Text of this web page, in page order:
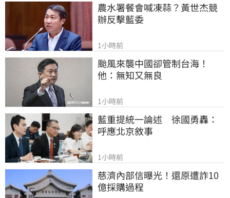
農水署餐會喊凍蒜？黃世杰競
辦反擊藍委
1小時前
颱風來襲中國卻管制台海！
他：無知又無良
1小時前
藍重提統一論述　徐國勇轟：
呼應北京敘事
1小時前
慈濟內部信曝光！還原遭詐10
億採購過程